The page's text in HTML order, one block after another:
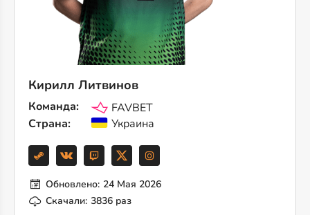
Кирилл Литвинов
Команда:
FAVBET
Страна:
Украина
Обновлено: 24 Мая 2026
Скачали: 3836 раз